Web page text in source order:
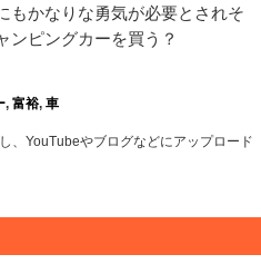
もかなりな勇気が必要とされそ
ンピングカーを買う？
, 富裕, 車
、YouTubeやブログなどにアップロード